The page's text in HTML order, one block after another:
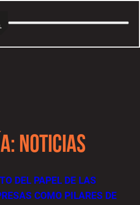
NOTICIAS
DEL PAPEL DE LAS
COMO PILARES DE